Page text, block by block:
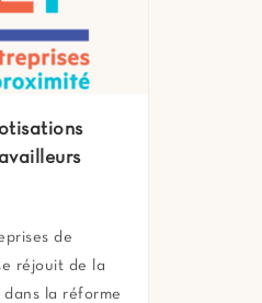
de
réjouit de la
la réforme